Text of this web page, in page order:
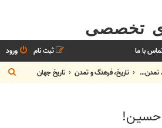
تخصصی
با ما ورود
ثبت نام
بخش فرهنگ، تمدن و هنر تاريخ، فرهنگ و تمدن تاريخ جهان
س